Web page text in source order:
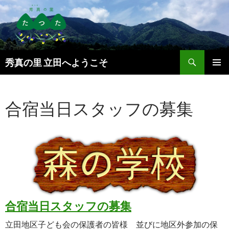
秀真の里 立田へようこそ
索
ン
ツ
合宿当日スタッフの募集
合宿当日スタッフの募集
立田地区子ども会の保護者の皆様 並びに地区外参加の保